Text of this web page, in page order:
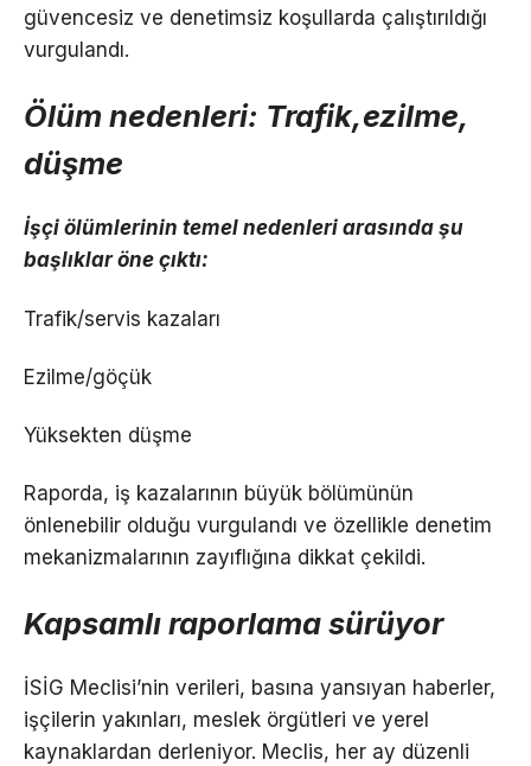
güvencesiz ve denetimsiz koşullarda çalıştırıldığı
vurgulandı.
Ölüm nedenleri: Trafik,ezilme,
düşme
İşçi ölümlerinin temel nedenleri arasında şu
başlıklar öne çıktı:
Trafik/servis kazaları
Ezilme/göçük
Yüksekten düşme
Raporda, iş kazalarının büyük bölümünün
önlenebilir olduğu vurgulandı ve özellikle denetim
mekanizmalarının zayıflığına dikkat çekildi.
Kapsamlı raporlama sürüyor
İSİG Meclisi’nin verileri, basına yansıyan haberler,
işçilerin yakınları, meslek örgütleri ve yerel
kaynaklardan derleniyor. Meclis, her ay düzenli